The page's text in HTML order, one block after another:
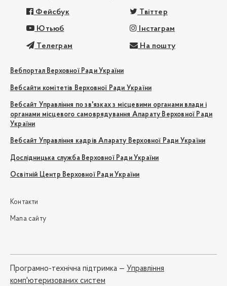
Фейсбук Твіттер
Ютьюб Інстаграм
Телеграм На пошту
Вебпортал Верховної Ради України
Вебсайти комітетів Верховної Ради України
Вебсайт Управління по зв'язках з місцевими органами влади і
органами місцевого самоврядування Апарату Верховної Ради
України
Вебсайт Управління кадрів Апарату Верховної Ради України
Дослідницька служба Верховної Ради України
Освітній Центр Верховної Ради України
Контакти
Мапа сайту
Програмно-технічна підтримка — Управління
комп'ютеризованих систем